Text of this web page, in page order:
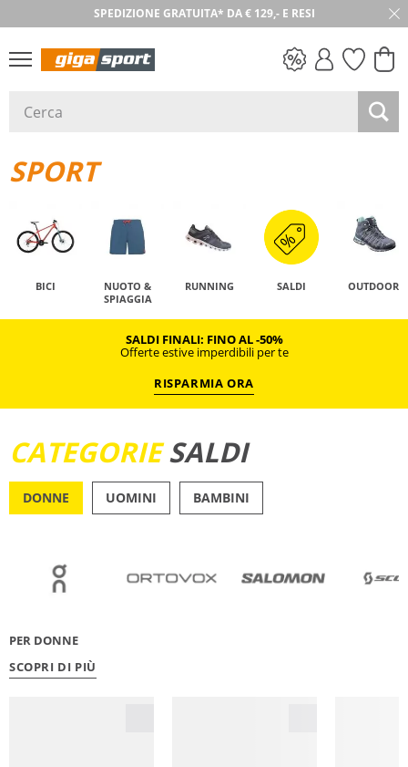
SPEDIZIONE GRATUITA* DA € 129,- E RESI
30 GIORNI DI RESO
SPORT
BICI
NUOTO &
SPIAGGIA
RUNNING SALDI OUTDOOR
SALDI FINALI: FINO AL -50%
Offerte estive imperdibili per te
RISPARMIA ORA
CATEGORIESALDI
DONNE UOMINI BAMBINI
PER DONNE
SCOPRI DI PIÙ